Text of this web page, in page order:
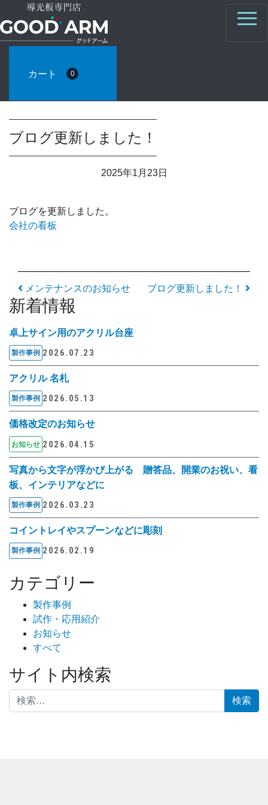
カート 0
ブログ更新しました！
2025年1月23日
ブログを更新しました。
会社の看板
投稿ナビゲーション
メンテナンスのお知らせ ブログ更新しました！
新着情報
卓上サイン用のアクリル台座
製作事例 2026.07.23
アクリル 名札
製作事例 2026.05.13
価格改定のお知らせ
お知らせ 2026.04.15
写真から文字が浮かび上がる 贈答品、開業のお祝い、看
板、インテリアなどに
製作事例 2026.03.23
コイントレイやスプーンなどに彫刻
製作事例 2026.02.19
カテゴリー
製作事例
試作・応用紹介
お知らせ
すべて
サイト内検索
検索: